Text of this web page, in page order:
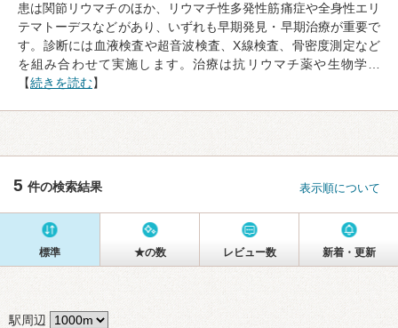
患は関節リウマチのほか、リウマチ性多発性筋痛症や全身性エリ
テマトーデスなどがあり、いずれも早期発見・早期治療が重要で
す。診断には血液検査や超音波検査、X線検査、骨密度測定など
を組み合わせて実施します。治療は抗リウマチ薬や生物学…
【続きを読む】
5 件の検索結果 表示順について
標準 ★の数 レビュー数 新着・更新
駅周辺